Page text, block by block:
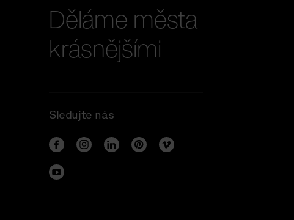
Děláme města
krásnějšími
Sledujte nás